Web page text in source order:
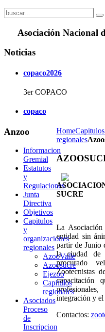
Asociación Nacional
Noticias
copaco2026
3er COPACO
copaco
Home
regionales
SUCRE
La Asociación
entidad sin
partir de Junio
la ciudad de
procurado
Zootecnistas
capacitación
integración y el
Contactos:
Anzoo
Informacion
Gremial
Estatutos
y
Regulaciones
Junta
Directiva
Objetivos
Capitulos
y
organizaciones
regionales
AzooValle
Azoosucre
Ejezoo
Capitulos
regionales
Asociados
Proceso
de
Inscripcion